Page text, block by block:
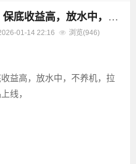
北天星月，零撸广告赚，保底收益高，放水中，不养机，拉新奖励，
01-14 22:16 浏览(946)
益高，放水中，不养机，拉
线，